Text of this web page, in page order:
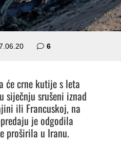
6komentara
će crne kutije s leta
siječnju srušeni iznad
ili Francuskoj, na
je odgodila
proširila u Iranu.